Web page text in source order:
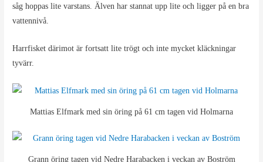
såg hoppas lite varstans. Älven har stannat upp lite och ligger på en bra
vattennivå.
Harrfisket därimot är fortsatt lite trögt och inte mycket kläckningar
tyvärr.
Mattias Elfmark med sin öring på 61 cm tagen vid Holmarna
Grann öring tagen vid Nedre Harabacken i veckan av Boström